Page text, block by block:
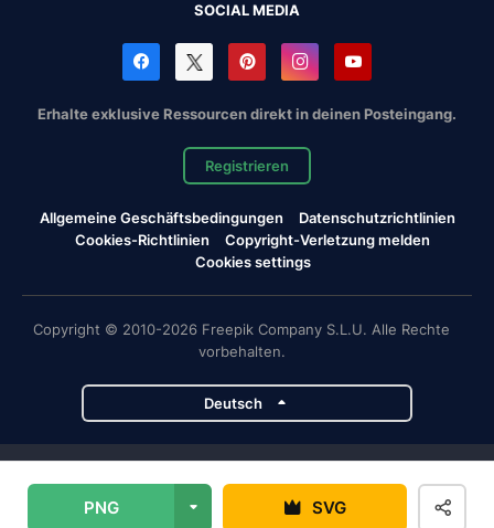
PNG SVG
SOCIAL MEDIA
Erhalte exklusive Ressourcen direkt in deinen Posteingang.
Registrieren
Allgemeine Geschäftsbedingungen
Datenschutzrichtlinien
Cookies-Richtlinien
Copyright-Verletzung melden
Cookies settings
Copyright © 2010-2026 Freepik Company S.L.U. Alle Rechte
vorbehalten.
Deutsch